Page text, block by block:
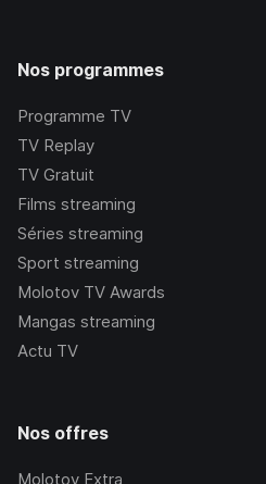
Nos programmes
Programme TV
TV Replay
TV Gratuit
Films streaming
Séries streaming
Sport streaming
Molotov TV Awards
Mangas streaming
Actu TV
Nos offres
Molotov Extra